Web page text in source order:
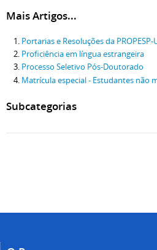
Mais Artigos...
Portarias e Resoluções da PROPESP-
Proficiência em língua estrangeira
Processo Seletivo Pós-Doutorado
Matrícula especial - Estudantes não
Subcategorias